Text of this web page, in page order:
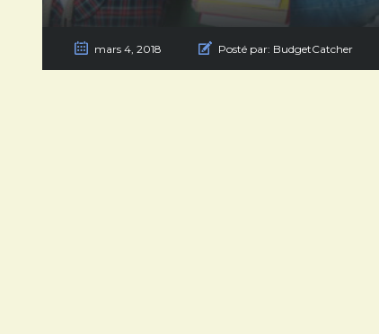
mars 4, 2018 Posté par: BudgetCatcher